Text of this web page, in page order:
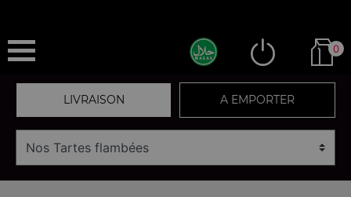
0
LIVRAISON A EMPORTER